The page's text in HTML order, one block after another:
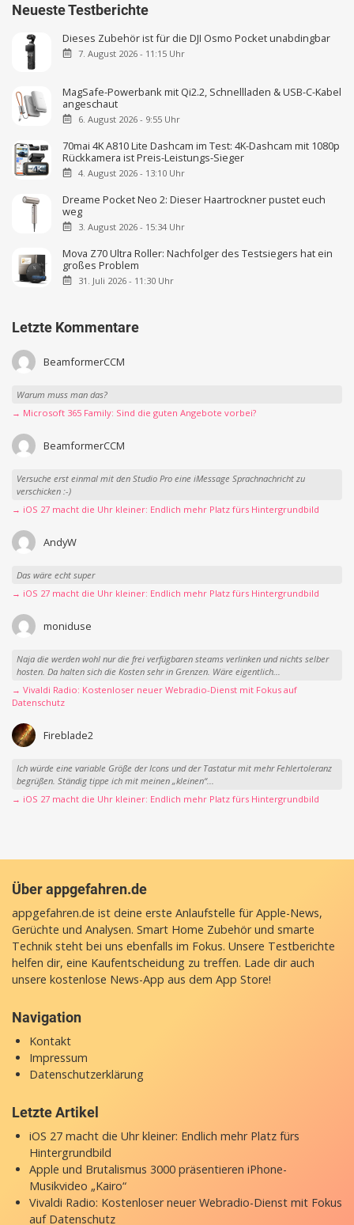
Neueste Testberichte
Dieses Zubehör ist für die DJI Osmo Pocket unabdingbar
7. August 2026 - 11:15 Uhr
MagSafe-Powerbank mit Qi2.2, Schnellladen & USB-C-Kabel
angeschaut
6. August 2026 - 9:55 Uhr
70mai 4K A810 Lite Dashcam im Test: 4K-Dashcam mit 1080p
Rückkamera ist Preis-Leistungs-Sieger
4. August 2026 - 13:10 Uhr
Dreame Pocket Neo 2: Dieser Haartrockner pustet euch
weg
3. August 2026 - 15:34 Uhr
Mova Z70 Ultra Roller: Nachfolger des Testsiegers hat ein
großes Problem
31. Juli 2026 - 11:30 Uhr
Letzte Kommentare
BeamformerCCM
Warum muss man das?
→ Microsoft 365 Family: Sind die guten Angebote vorbei?
BeamformerCCM
Versuche erst einmal mit den Studio Pro eine iMessage Sprachnachricht zu
verschicken :-)
→ iOS 27 macht die Uhr kleiner: Endlich mehr Platz fürs Hintergrundbild
AndyW
Das wäre echt super
→ iOS 27 macht die Uhr kleiner: Endlich mehr Platz fürs Hintergrundbild
moniduse
Naja die werden wohl nur die frei verfügbaren steams verlinken und nichts selber
hosten. Da halten sich die Kosten sehr in Grenzen. Wäre eigentlich...
→ Vivaldi Radio: Kostenloser neuer Webradio-Dienst mit Fokus auf
Datenschutz
Fireblade2
Ich würde eine variable Größe der Icons und der Tastatur mit mehr Fehlertoleranz
begrüßen. Ständig tippe ich mit meinen „kleinen“...
→ iOS 27 macht die Uhr kleiner: Endlich mehr Platz fürs Hintergrundbild
Über appgefahren.de
appgefahren.de ist deine erste Anlaufstelle für Apple-News,
Gerüchte und Analysen. Smart Home Zubehör und smarte
Technik steht bei uns ebenfalls im Fokus. Unsere Testberichte
helfen dir, eine Kaufentscheidung zu treffen. Lade dir auch
unsere kostenlose News-App aus dem App Store!
Navigation
Kontakt
Impressum
Datenschutzerklärung
Letzte Artikel
iOS 27 macht die Uhr kleiner: Endlich mehr Platz fürs
Hintergrundbild
Apple und Brutalismus 3000 präsentieren iPhone-
Musikvideo „Kairo“
Vivaldi Radio: Kostenloser neuer Webradio-Dienst mit Fokus
auf Datenschutz